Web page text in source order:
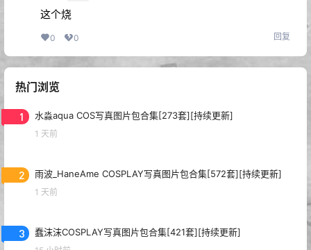
这个烧
0 0 回复
热门浏览
1 水淼aqua COS写真图片包合集[273套][持续更新]
1 天前
2 雨波_HaneAme COSPLAY写真图片包合集[572套][持续更新]
1 天前
3 蠢沫沫COSPLAY写真图片包合集[421套][持续更新]